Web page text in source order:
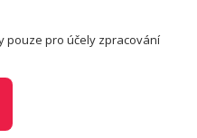
pouze pro účely zpracování